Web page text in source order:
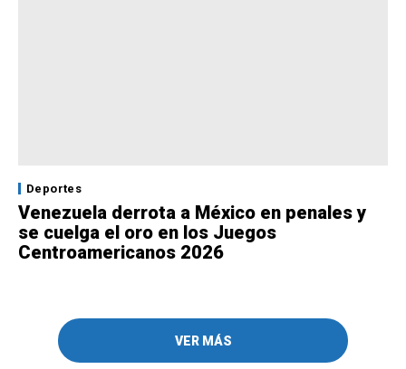
Deportes
Venezuela derrota a México en penales y
se cuelga el oro en los Juegos
Centroamericanos 2026
VER MÁS